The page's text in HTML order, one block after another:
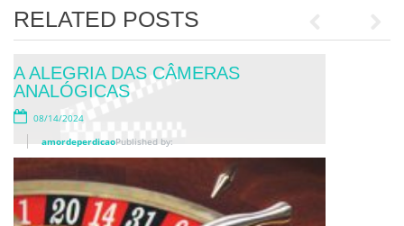
RELATED POSTS
A ALEGRIA DAS CÂMERAS
ANALÓGICAS
08/14/2024
Published by:
amordeperdicao
FILMES FAMOSOS SOBRE JOGOS
DE AZAR